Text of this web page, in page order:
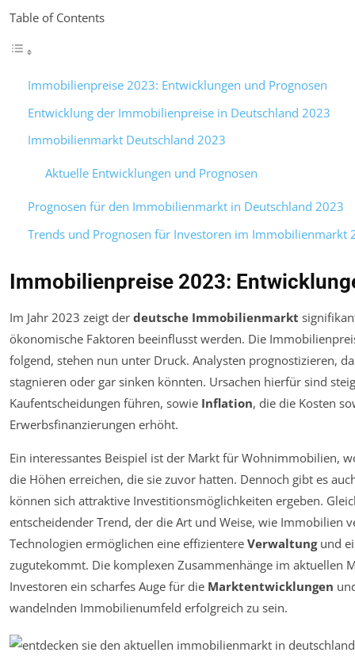
Table of Contents
Immobilienpreise 2023: Entwicklungen und Prognosen
Entwicklung der Immobilienpreise in Deutschland 2023
Immobilienmarkt Deutschland 2023
Aktuelle Entwicklungen und Prognosen
Prognosen für den Immobilienmarkt in Deutschland 2023
Trends und Prognosen für Investoren im Immobilienmarkt
Immobilienpreise 2023:
Im Jahr 2023 zeigt der deutsche Immobilienmarkt
ökonomische Faktoren beeinflusst werden. Die
folgend, stehen nun unter Druck. Analysten prognostizieren,
stagnieren oder gar sinken könnten. Ursachen hierfür sind
Kaufentscheidungen führen, sowie Inflation, die die Kosten
Erwerbsfinanzierungen erhöht.
Ein interessantes Beispiel ist der Markt für Wohnimmobilien,
die Höhen erreichen, die sie zuvor hatten. Dennoch gibt es
können sich attraktive Investitionsmöglichkeiten ergeben.
entscheidender Trend, der die Art und Weise, wie Immobilien
Technologien ermöglichen eine effizientere Verwaltungund
zugutekommt. Die komplexen Zusammenhänge im aktuellen
Investoren ein scharfes Auge für die Marktentwicklungen
wandelnden Immobilienumfeld erfolgreich zu sein.